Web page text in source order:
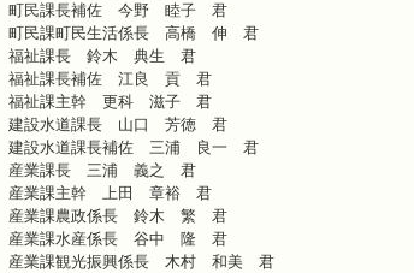
町民課長補佐 今野 睦子 君
町民課町民生活係長 高橋 伸 君
福祉課長 鈴木 典生 君
福祉課長補佐 江良 貢 君
福祉課主幹 更科 滋子 君
建設水道課長 山口 芳徳 君
建設水道課長補佐 三浦 良一 君
産業課長 三浦 義之 君
産業課主幹 上田 章裕 君
産業課農政係長 鈴木 繁 君
産業課水産係長 谷中 隆 君
産業課観光振興係長 木村 和美 君